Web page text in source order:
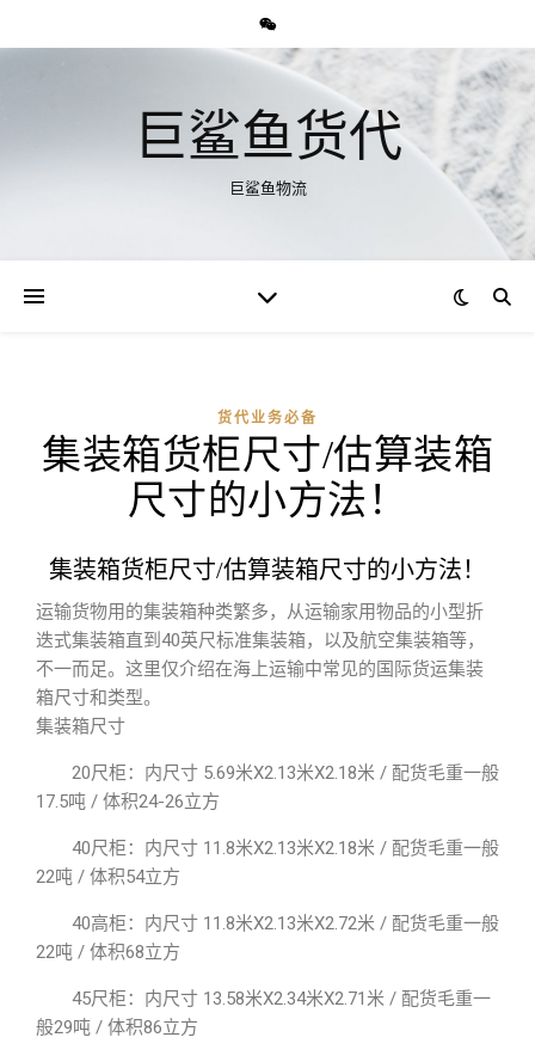
巨鲨鱼货代
巨鲨鱼物流
货代业务必备
集装箱货柜尺寸/估算装箱
尺寸的小方法！
集装箱货柜尺寸/估算装箱尺寸的小方法！
运输货物用的集装箱种类繁多，从运输家用物品的小型折
迭式集装箱直到40英尺标准集装箱，以及航空集装箱等，
不一而足。这里仅介绍在海上运输中常见的国际货运集装
箱尺寸和类型。
集装箱尺寸
20尺柜：内尺寸 5.69米X2.13米X2.18米 / 配货毛重一般
17.5吨 / 体积24-26立方
40尺柜：内尺寸 11.8米X2.13米X2.18米 / 配货毛重一般
22吨 / 体积54立方
40高柜：内尺寸 11.8米X2.13米X2.72米 / 配货毛重一般
22吨 / 体积68立方
45尺柜：内尺寸 13.58米X2.34米X2.71米 / 配货毛重一
般29吨 / 体积86立方